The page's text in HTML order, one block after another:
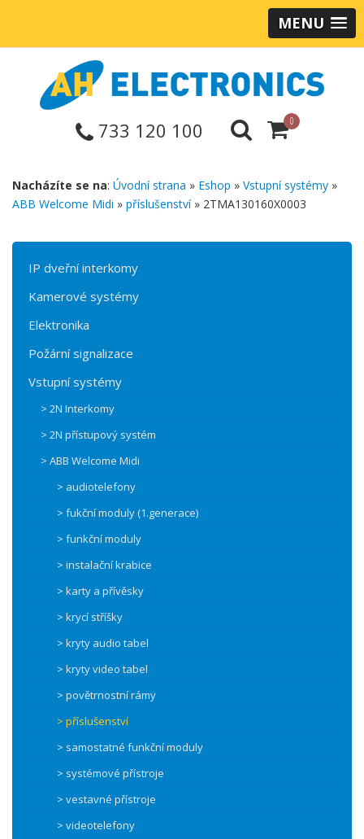
MENU
733 120 100 0
Nacházíte se na: Úvodní strana » Eshop » Vstupní systémy »
ABB Welcome Midi » příslušenství» 2TMA130160X0003
IP dveřní interkomy
Kamerové systémy
Elektronika
Požární signalizace
Vstupní systémy
> 2N Interkomy
> 2N přístupový systém
> ABB Welcome Midi
> audiotelefony
> fukční moduly (1.generace)
> funkční moduly
> instalační krabice
> karty a přívěsky
> krycí stříšky
> kryty audio tabel
> kryty video tabel
> povětrnostní rámy
> příslušenství
> samostatné funkční moduly
> systémové přístroje
> vestavné přístroje
> videotelefony